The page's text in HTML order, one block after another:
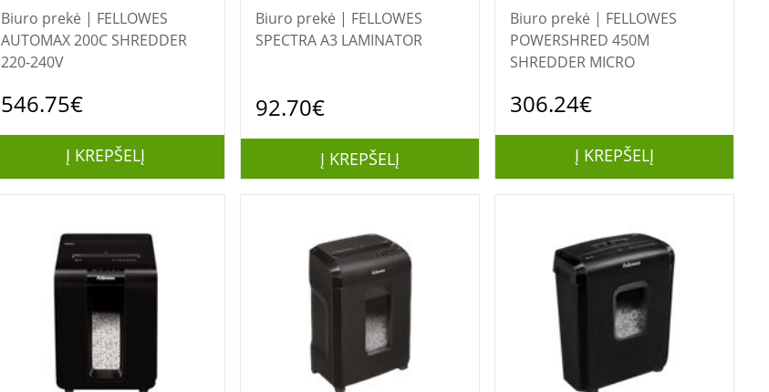
Biuro prekė | FELLOWES
AUTOMAX 200C SHREDDER
220-240V
546.75€
Į KREPŠELĮ
Biuro prekė | FELLOWES
SPECTRA A3 LAMINATOR
92.70€
Į KREPŠELĮ
Biuro prekė | FELLOWES
POWERSHRED 450M
SHREDDER MICRO
306.24€
Į KREPŠELĮ